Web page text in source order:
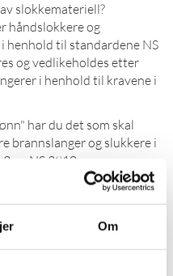
Om
slokkemateriell?
håndslokkere og
henhold til standardene NS
og vedlikeholdes etter
i henhold til kravene i
har du det som skal
brannslanger og slukkere i
og NS 3910.